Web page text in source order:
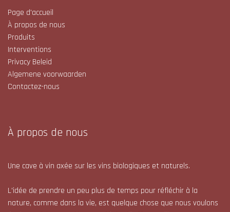
Page d'accueil
À propos de nous
Produits
Interventions
Privacy Beleid
Algemene voorwaarden
Contactez-nous
À propos de nous
Une cave à vin axée sur les vins biologiques et naturels.
L'idée de prendre un peu plus de temps pour réfléchir à la
nature, comme dans la vie, est quelque chose que nous voulons